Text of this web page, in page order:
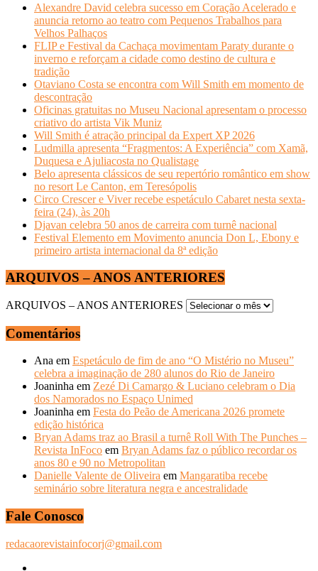
Alexandre David celebra sucesso em Coração Acelerado e
anuncia retorno ao teatro com Pequenos Trabalhos para
Velhos Palhaços
FLIP e Festival da Cachaça movimentam Paraty durante o
inverno e reforçam a cidade como destino de cultura e
tradição
Otaviano Costa se encontra com Will Smith em momento de
descontração
Oficinas gratuitas no Museu Nacional apresentam o processo
criativo do artista Vik Muniz
Will Smith é atração principal da Expert XP 2026
Ludmilla apresenta “Fragmentos: A Experiência” com Xamã,
Duquesa e Ajuliacosta no Qualistage
Belo apresenta clássicos de seu repertório romântico em show
no resort Le Canton, em Teresópolis
Circo Crescer e Viver recebe espetáculo Cabaret nesta sexta-
feira (24), às 20h
Djavan celebra 50 anos de carreira com turnê nacional
Festival Elemento em Movimento anuncia Don L, Ebony e
primeiro artista internacional da 8ª edição
ARQUIVOS – ANOS ANTERIORES
ARQUIVOS – ANOS ANTERIORES
Comentários
Ana em Espetáculo de fim de ano “O Mistério no Museu”
celebra a imaginação de 280 alunos do Rio de Janeiro
Joaninha em Zezé Di Camargo & Luciano celebram o Dia
dos Namorados no Espaço Unimed
Joaninha em Festa do Peão de Americana 2026 promete
edição histórica
Bryan Adams traz ao Brasil a turnê Roll With The Punches –
Revista InFoco em Bryan Adams faz o público recordar os
anos 80 e 90 no Metropolitan
Danielle Valente de Oliveira em Mangaratiba recebe
seminário sobre literatura negra e ancestralidade
Fale Conosco
redacaorevistainfocorj@gmail.com